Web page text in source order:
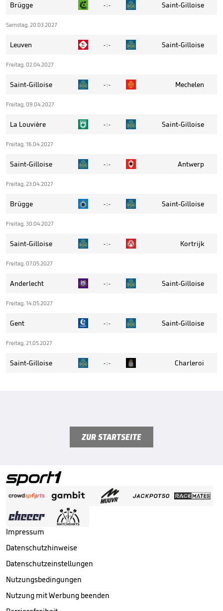
Brügge - : - Saint-Gilloise
Samstag, 20.03.2027
Leuven - : - Saint-Gilloise
Freitag, 02.04.2027
Saint-Gilloise - : - Mechelen
Freitag, 09.04.2027
La Louvière - : - Saint-Gilloise
Freitag, 16.04.2027
Saint-Gilloise - : - Antwerp
Freitag, 23.04.2027
Brügge - : - Saint-Gilloise
Freitag, 30.04.2027
Saint-Gilloise - : - Kortrijk
Freitag, 07.05.2027
Anderlecht - : - Saint-Gilloise
Freitag, 14.05.2027
Gent - : - Saint-Gilloise
Freitag, 21.05.2027
Saint-Gilloise - : - Charleroi
ZUR STARTSEITE
Impressum
Datenschutzhinweise
Datenschutzeinstellungen
Nutzungsbedingungen
Nutzung mit Werbung beenden